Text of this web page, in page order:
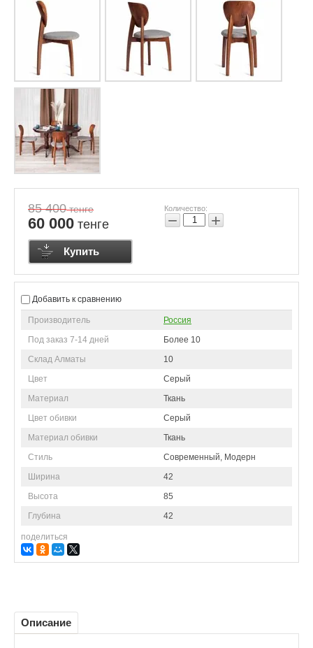
85 400тенге
60 000 тенге
Количество:
− +
Купить
Добавить к сравнению
Производитель
Россия
Под заказ 7-14 дней
Более 10
Склад Алматы
10
Цвет
Серый
Материал
Ткань
Цвет обивки
Серый
Материал обивки
Ткань
Стиль
Современный, Модерн
Ширина
42
Высота
85
Глубина
42
поделиться
Описание